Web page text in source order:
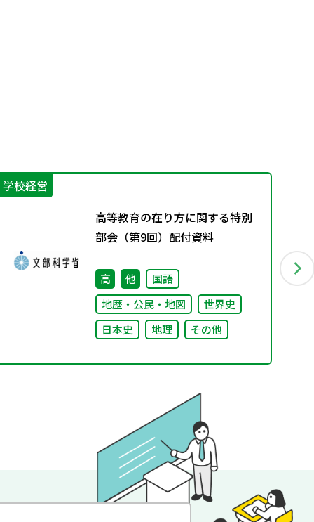
学校経営
高等教育の在り方に関する特別
部会（第9回）配付資料
高 他
国語
地歴・公民・地図
世界史
日本史
地理 その他